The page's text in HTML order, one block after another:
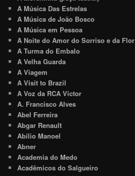
A Música Das Estrelas
A Música de João Bosco
A Música em Pessoa
A Noite do Amor do Sorriso e da Flor
A Turma do Embalo
A Velha Guarda
A Viagem
A Visit to Brazil
A Voz da RCA Victor
A. Francisco Alves
Abel Ferreira
Abgar Renault
Abílio Manoel
Abner
Academia do Medo
Acadêmicos do Salgueiro